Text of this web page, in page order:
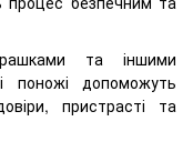
та іншими
поножі допоможуть
пристрасті та